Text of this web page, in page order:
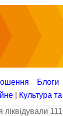
Блоги
Культура та